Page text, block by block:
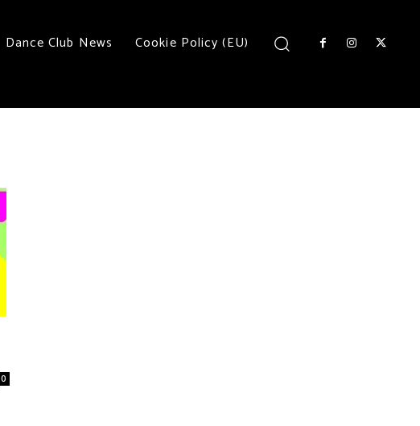
Dance Club News Cookie Policy (EU)
0